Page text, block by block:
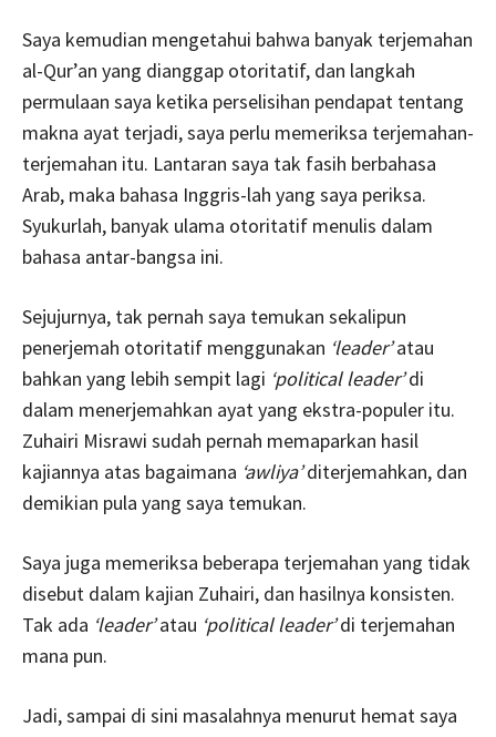
Saya kemudian mengetahui bahwa banyak terjemahan
al-Qur’an yang dianggap otoritatif, dan langkah
permulaan saya ketika perselisihan pendapat tentang
makna ayat terjadi, saya perlu memeriksa terjemahan-
terjemahan itu. Lantaran saya tak fasih berbahasa
Arab, maka bahasa Inggris-lah yang saya periksa.
Syukurlah, banyak ulama otoritatif menulis dalam
bahasa antar-bangsa ini.
Sejujurnya, tak pernah saya temukan sekalipun
penerjemah otoritatif menggunakan ‘leader’atau
bahkan yang lebih sempit lagi ‘political leader’di
dalam menerjemahkan ayat yang ekstra-populer itu.
Zuhairi Misrawi sudah pernah memaparkan hasil
kajiannya atas bagaimana ‘awliya’diterjemahkan, dan
demikian pula yang saya temukan.
Saya juga memeriksa beberapa terjemahan yang tidak
disebut dalam kajian Zuhairi, dan hasilnya konsisten.
Tak ada ‘leader’atau ‘political leader’di terjemahan
mana pun.
Jadi, sampai di sini masalahnya menurut hemat saya